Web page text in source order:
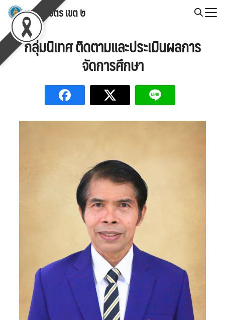
Skip
content
สพป.พิจิตร เขต ๒
Search
for: กลุ่มนิเทศ ติดตามและประเมินผลการ
จัดการศึกษา